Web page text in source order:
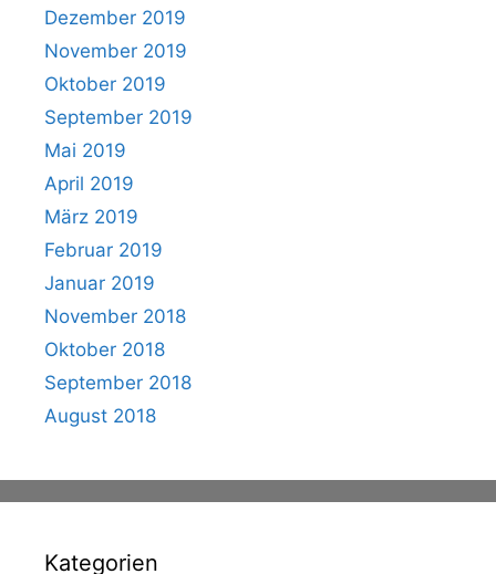
Dezember 2019
November 2019
Oktober 2019
September 2019
Mai 2019
April 2019
März 2019
Februar 2019
Januar 2019
November 2018
Oktober 2018
September 2018
August 2018
Kategorien